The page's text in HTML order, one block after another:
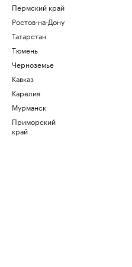
Пермский край
Ростов-на-Дону
Татарстан
Тюмень
Черноземье
Кавказ
Карелия
Мурманск
Приморский
край